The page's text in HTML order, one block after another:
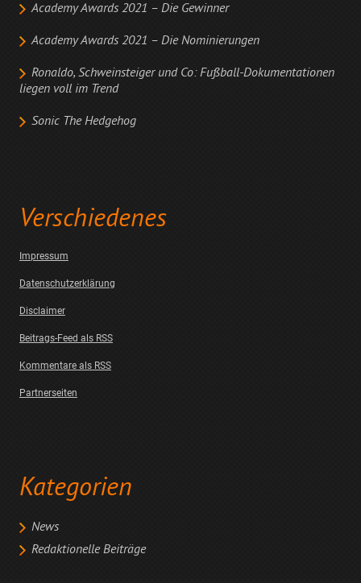
Academy Awards 2021 – Die Gewinner
Academy Awards 2021 – Die Nominierungen
Ronaldo, Schweinsteiger und Co: Fußball-Dokumentationen
liegen voll im Trend
Sonic The Hedgehog
Verschiedenes
Impressum
Datenschutzerklärung
Disclaimer
Beitrags-Feed als RSS
Kommentare als RSS
Partnerseiten
Kategorien
News
Redaktionelle Beiträge